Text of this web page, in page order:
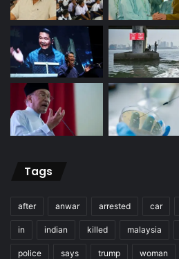
Tags
after anwar arrested car
in indian killed malaysia
police says trump woman